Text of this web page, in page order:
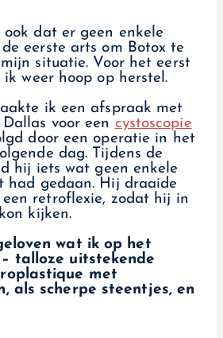
dat er geen enkele
eerste arts om Botox te
situatie. Voor het eerst
weer hoop op herstel.
ik een afspraak met
voor een cystoscopie
door een operatie in het
dag. Tijdens de
hij iets wat geen enkele
had gedaan. Hij draaide
retroflexie, zodat hij in
kijken.
wat ik op het
talloze uitstekende
met
als scherpe steentjes, en